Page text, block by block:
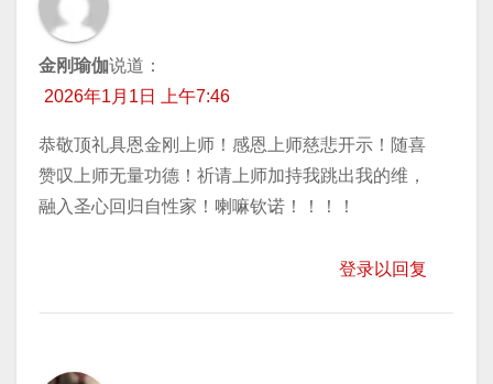
金刚瑜伽说道：
2026年1月1日 上午7:46
恭敬顶礼具恩金刚上师！感恩上师慈悲开示！随喜
赞叹上师无量功德！祈请上师加持我跳出我的维，
融入圣心回归自性家！喇嘛钦诺！！！！
登录以回复